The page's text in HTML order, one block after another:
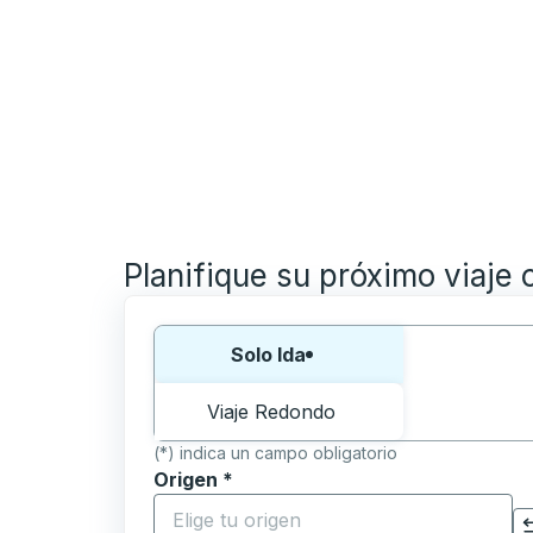
Planifique su próximo viaje
Elija una forma o viaje de ida y vuelta:
Solo Ida
Viaje Redondo
(*) indica un campo obligatorio
Origen *
Comience a escribir la ciudad de origen